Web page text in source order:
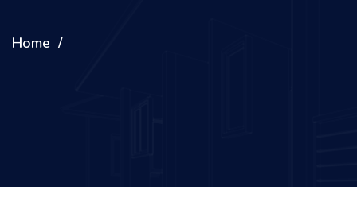
Home